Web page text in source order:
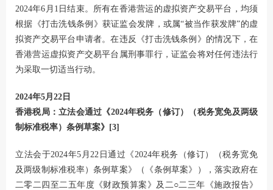
2024年6月1日结束。所有在香港营运的虚拟资产交易平台，均须
根据《打击洗钱条例》获证监会发牌，或属“被当作获发牌”的虚
拟资产交易平台申请者。在违反《打击洗钱条例》的情况下，在
香港营运虚拟资产交易平台属刑事罪行，证监会将对任何违法行
为采取一切适当行动。
2024年5月22日
香港税局：立法会通过《2024年税务（修订）（税务宽免及两级
制标准税率）条例草案》 [3]
立法会于2024年5月22日通过《2024年税务（修订）（税务宽免
及两级制标准税率）条例草案》（《条例草案》），落实政府在
二零二四至二五年度《财政预算案》及二○二三年《施政报告》